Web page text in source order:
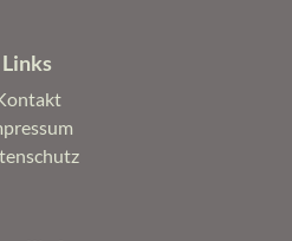
Links
Navigation
überspringen